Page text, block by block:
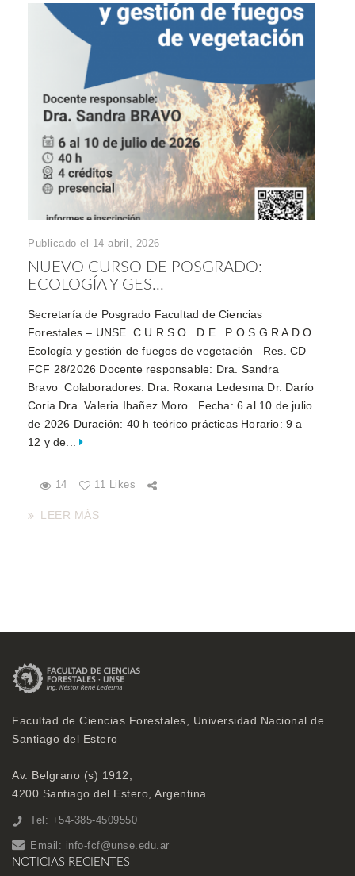
Publicado el 14 abril, 2026
NUEVO CURSO DE POSGRADO:
ECOLOGÍA Y GES...
Secretaría de Posgrado Facultad de Ciencias
Forestales – UNSE C U R S O D E P O S G R A D O
Ecología y gestión de fuegos de vegetación Res. CD
FCF 28/2026 Docente responsable: Dra. Sandra
Bravo Colaboradores: Dra. Roxana Ledesma Dr. Darío
Coria Dra. Valeria Ibañez Moro Fecha: 6 al 10 de julio
de 2026 Duración: 40 h teórico prácticas Horario: 9 a
12 y de...
14 11 Likes
LEER MÁS
Facultad de Ciencias Forestales, Universidad Nacional de
Santiago del Estero
Av. Belgrano (s) 1912,
4200 Santiago del Estero, Argentina
Tel: +54-385-4509550
Email: info-fcf@unse.edu.ar
NOTICIAS RECIENTES